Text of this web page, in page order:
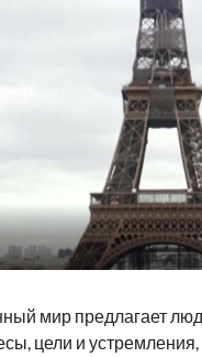
мир предлагает
цели и устремления,